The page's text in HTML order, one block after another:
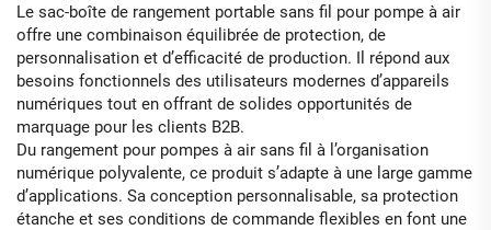
Le sac-boîte de rangement portable sans fil pour pompe à air
offre une combinaison équilibrée de protection, de
personnalisation et d’efficacité de production. Il répond aux
besoins fonctionnels des utilisateurs modernes d’appareils
numériques tout en offrant de solides opportunités de
marquage pour les clients B2B.
Du rangement pour pompes à air sans fil à l’organisation
numérique polyvalente, ce produit s’adapte à une large gamme
d’applications. Sa conception personnalisable, sa protection
étanche et ses conditions de commande flexibles en font une